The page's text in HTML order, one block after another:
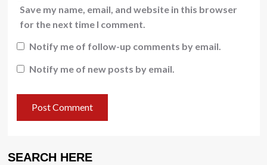
Save my name, email, and website in this browser
for the next time I comment.
Notify me of follow-up comments by email.
Notify me of new posts by email.
SEARCH HERE